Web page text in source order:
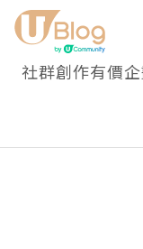
社群創作有價